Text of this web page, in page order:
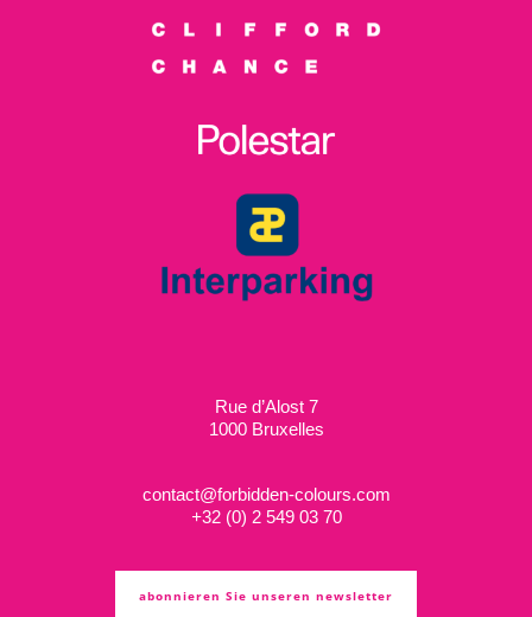
Rue d’Alost 7
1000 Bruxelles
contact@forbidden-colours.com
+32 (0) 2 549 03 70
abonnieren Sie unseren newsletter